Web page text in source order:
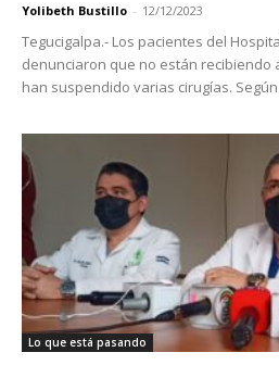
Yolibeth Bustillo - 12/12/2023
Tegucigalpa.- Los pacientes del
denunciaron que no están recibiendo
han suspendido varias cirugías. Según
Lo que está pasando